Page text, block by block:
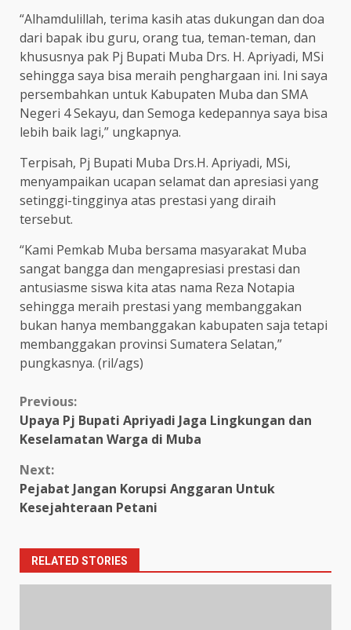
“Alhamdulillah, terima kasih atas dukungan dan doa
dari bapak ibu guru, orang tua, teman-teman, dan
khususnya pak Pj Bupati Muba Drs. H. Apriyadi, MSi
sehingga saya bisa meraih penghargaan ini. Ini saya
persembahkan untuk Kabupaten Muba dan SMA
Negeri 4 Sekayu, dan Semoga kedepannya saya bisa
lebih baik lagi,” ungkapnya.
Terpisah, Pj Bupati Muba Drs.H. Apriyadi, MSi,
menyampaikan ucapan selamat dan apresiasi yang
setinggi-tingginya atas prestasi yang diraih
tersebut.
“Kami Pemkab Muba bersama masyarakat Muba
sangat bangga dan mengapresiasi prestasi dan
antusiasme siswa kita atas nama Reza Notapia
sehingga meraih prestasi yang membanggakan
bukan hanya membanggakan kabupaten saja tetapi
membanggakan provinsi Sumatera Selatan,”
pungkasnya. (ril/ags)
Continue
Reading
Previous:
Upaya Pj Bupati Apriyadi Jaga Lingkungan dan
Keselamatan Warga di Muba
Next:
Pejabat Jangan Korupsi Anggaran Untuk
Kesejahteraan Petani
RELATED STORIES